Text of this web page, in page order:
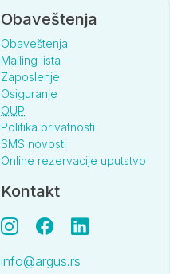
Obaveštenja
Obaveštenja
Mailing lista
Zaposlenje
Osiguranje
OUP
Politika privatnosti
SMS novosti
Online rezervacije uputstvo
Kontakt
info@argus.rs